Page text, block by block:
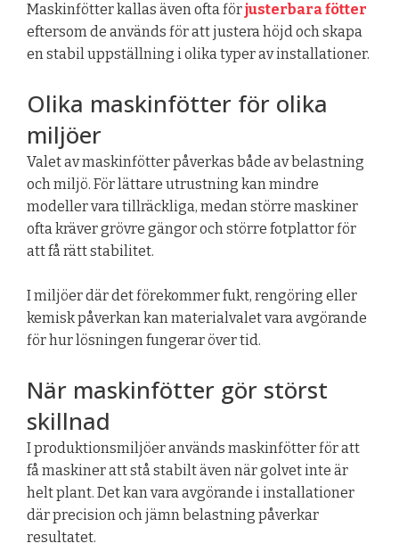
Maskinfötter kallas även ofta förjusterbara fötter
eftersom de används för att justera höjd och skapa
en stabil uppställning i olika typer av installationer.
Olika maskinfötter för olika
miljöer
Valet av maskinfötter påverkas både av belastning
och miljö. För lättare utrustning kan mindre
modeller vara tillräckliga, medan större maskiner
ofta kräver grövre gängor och större fotplattor för
att få rätt stabilitet.
I miljöer där det förekommer fukt, rengöring eller
kemisk påverkan kan materialvalet vara avgörande
för hur lösningen fungerar över tid.
När maskinfötter gör störst
skillnad
I produktionsmiljöer används maskinfötter för att
få maskiner att stå stabilt även när golvet inte är
helt plant. Det kan vara avgörande i installationer
där precision och jämn belastning påverkar
resultatet.